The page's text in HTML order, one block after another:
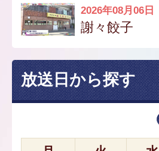
2026年08月06日
謝々餃子
放送日から探す